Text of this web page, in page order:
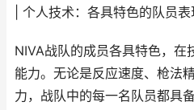
| 个人技术：各具特色的队员表
NIVA战队的成员各具特色，在
能力。无论是反应速度、枪法
力，战队中的每一名队员都具